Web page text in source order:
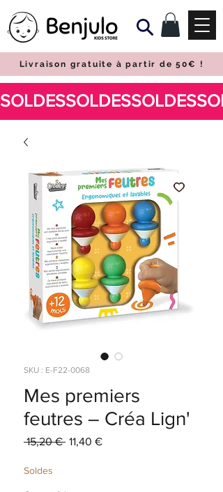
Livraison gratuite à partir de 50€ !
SKU : E-F22-0068
Mes premiers
feutres – Créa Lign'
15,20 € Prix
11,40 €Prix
Soldes